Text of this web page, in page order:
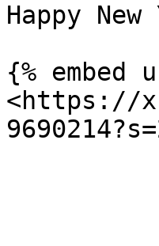
Happy
{% embed
<https://